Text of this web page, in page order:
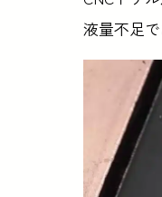
液量不足